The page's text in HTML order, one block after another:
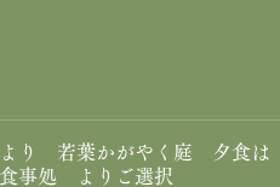
より 若葉かがやく庭 夕食
事処 よりご選択